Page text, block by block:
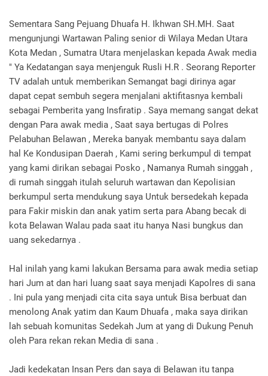
Sementara Sang Pejuang Dhuafa H. Ikhwan SH.MH. Saat
mengunjungi Wartawan Paling senior di Wilaya Medan Utara
Kota Medan , Sumatra Utara menjelaskan kepada Awak media
" Ya Kedatangan saya menjenguk Rusli H.R . Seorang Reporter
TV adalah untuk memberikan Semangat bagi dirinya agar
dapat cepat sembuh segera menjalani aktifitasnya kembali
sebagai Pemberita yang Insfiratip . Saya memang sangat dekat
dengan Para awak media , Saat saya bertugas di Polres
Pelabuhan Belawan , Mereka banyak membantu saya dalam
hal Ke Kondusipan Daerah , Kami sering berkumpul di tempat
yang kami dirikan sebagai Posko , Namanya Rumah singgah ,
di rumah singgah itulah seluruh wartawan dan Kepolisian
berkumpul serta mendukung saya Untuk bersedekah kepada
para Fakir miskin dan anak yatim serta para Abang becak di
kota Belawan Walau pada saat itu hanya Nasi bungkus dan
uang sekedarnya .
Hal inilah yang kami lakukan Bersama para awak media setiap
hari Jum at dan hari luang saat saya menjadi Kapolres di sana
. Ini pula yang menjadi cita cita saya untuk Bisa berbuat dan
menolong Anak yatim dan Kaum Dhuafa , maka saya dirikan
lah sebuah komunitas Sedekah Jum at yang di Dukung Penuh
oleh Para rekan rekan Media di sana .
Jadi kedekatan Insan Pers dan saya di Belawan itu tanpa